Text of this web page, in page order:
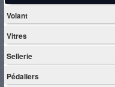
Volant
Vitres
Sellerie
Pédaliers